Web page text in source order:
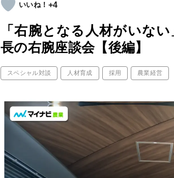
+4
「右腕となる人材がいな
長の右腕座談会【後編】
スペシャル対談 人材育成 採用 農業経営